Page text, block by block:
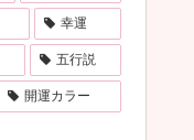
幸運
五行説
開運カラー